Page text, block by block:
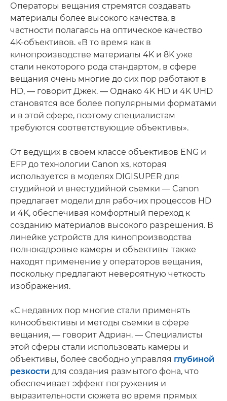
Операторы вещания стремятся создавать
материалы более высокого качества, в
частности полагаясь на оптическое качество
4K-объективов. «В то время как в
кинопроизводстве материалы 4K и 8K уже
стали некоторого рода стандартом, в сфере
вещания очень многие до сих пор работают в
HD, — говорит Джек. — Однако 4K HD и 4K UHD
становятся все более популярными форматами
и в этой сфере, поэтому специалистам
требуются соответствующие объективы».
От ведущих в своем классе объективов ENG и
EFP до технологии Canon xs, которая
используется в моделях DIGISUPER для
студийной и внестудийной съемки — Canon
предлагает модели для рабочих процессов HD
и 4K, обеспечивая комфортный переход к
созданию материалов высокого разрешения. В
линейке устройств для кинопроизводства
полнокадровые камеры и объективы также
находят применение у операторов вещания,
поскольку предлагают невероятную четкость
изображения.
«С недавних пор многие стали применять
кинообъективы и методы съемки в сфере
вещания, — говорит Адриан. — Специалисты
этой сферы стали использовать камеры и
объективы, более свободно управляя глубиной
резкости для создания размытого фона, что
обеспечивает эффект погружения и
выразительности сюжета во время прямых